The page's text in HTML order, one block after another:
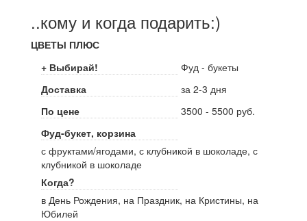
..кому и когда подарить:)
ЦВЕТЫ ПЛЮС
+ Выбирай!
Фуд - букеты
Доставка
за 2-3 дня
По цене
3500 - 5500 руб.
Фуд-букет, корзина
с фруктами/ягодами, с клубникой в шоколаде, с
клубникой в шоколаде
Когда?
в День Рождения, на Праздник, на Кристины, на
Юбилей